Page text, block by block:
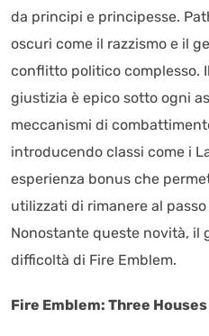
da principi e principesse.
oscuri come il razzismo e il
conflitto politico complesso.
giustizia è epico sotto ogni
meccanismi di
introducendo classi come i
esperienza bonus che
utilizzati di rimanere al
Nonostante queste novità, il
difficoltà di Fire Emblem.
Fire Emblem: Three Houses